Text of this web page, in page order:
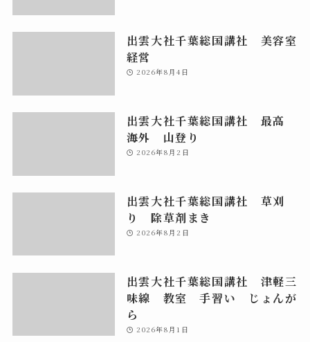
出雲大社千葉総国講社 美容室
経営
2026年8月4日
出雲大社千葉総国講社 最高
海外 山登り
2026年8月2日
出雲大社千葉総国講社 草刈
り 除草剤まき
2026年8月2日
出雲大社千葉総国講社 津軽三
味線 教室 手習い じょんが
ら
2026年8月1日